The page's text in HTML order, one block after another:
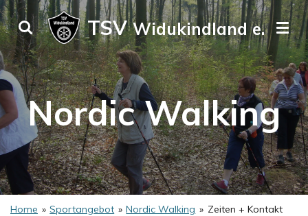
Zum
Hauptinhalt
springen
TSVWidukindland e. V.
Nordic Walking
Home » Sportangebot » Nordic Walking » Zeiten + Kontakt